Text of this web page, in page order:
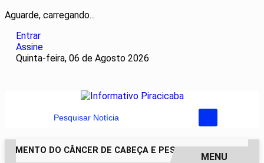
Aguarde, carregando...
Entrar
Assine
Quinta-feira, 06 de Agosto 2026
Pesquisar Notícia
DO CÂNCER DE CABEÇA E PESCOÇO EVOLUI E
MENU